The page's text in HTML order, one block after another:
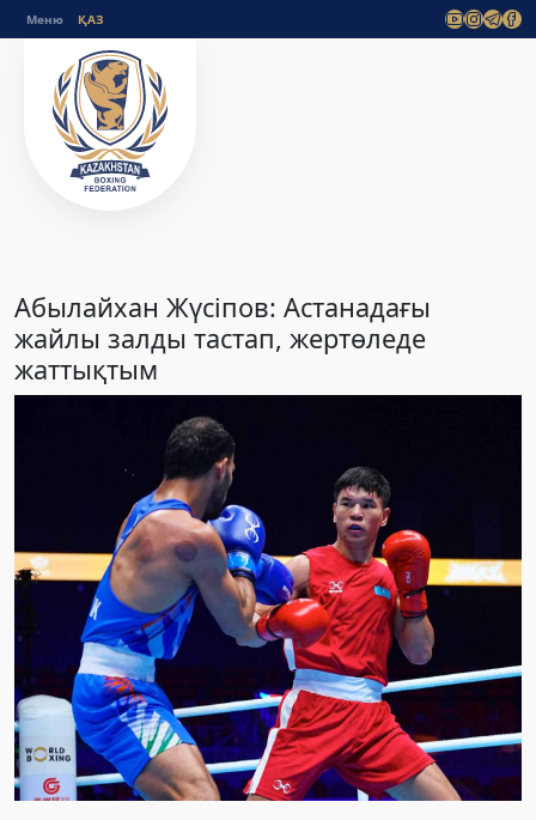
Меню
Абылайхан Жүсіпов: Астанадағы
жайлы залды тастап, жертөледе
жаттықтым